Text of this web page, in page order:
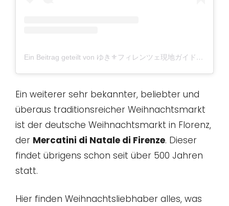
Ein Beitrag geteilt von ゆき⚜フィレンツェ現地ガイド (@buongiorno_firenze)
Ein weiterer sehr bekannter, beliebter und
überaus traditionsreicher Weihnachtsmarkt
ist der deutsche Weihnachtsmarkt in Florenz,
der Mercatini di Natale di Firenze. Dieser
findet übrigens schon seit über 500 Jahren
statt.
Hier finden Weihnachtsliebhaber alles, was